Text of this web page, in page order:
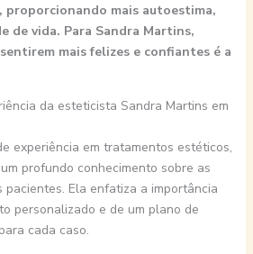
proporcionando mais autoestima,
de vida. Para Sandra Martins,
mais felizes e confiantes é a
da esteticista Sandra Martins em
experiência em tratamentos estéticos,
profundo conhecimento sobre as
pacientes. Ela enfatiza a importância
personalizado e de um plano de
cada caso.